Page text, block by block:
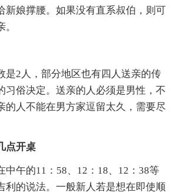
新娘撑腰。如果没有直系叔伯，则可
是2人，部分地区也有四人送亲的传
习俗决定。送亲的人必须是男性，不
的人不能在男方家逗留太久，需要尽
点开桌
中午的11：58、12：18、12：38等
利的说法。一般新人若是想在即使顺